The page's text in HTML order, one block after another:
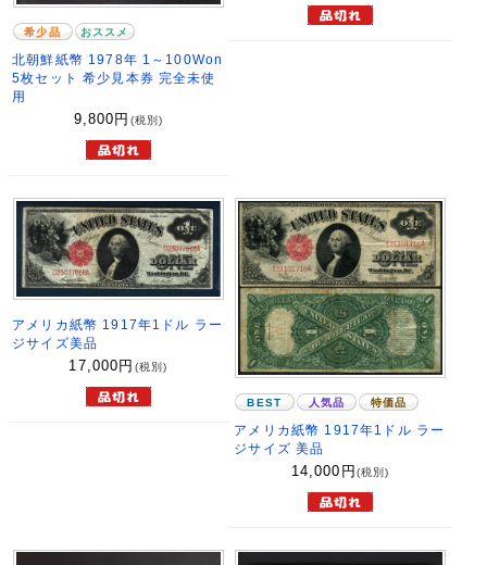
希少品 おススメ
北朝鮮紙幣 1978年 1～100Won
5枚セット 希少見本券 完全未使
用
9,800 円 (税別)
アメリカ紙幣 1917年1ドル ラー
ジサイズ美品
17,000 円 (税別)
BEST 人気品 特価品
アメリカ紙幣 1917年1ドル ラー
ジサイズ 美品
14,000 円 (税別)